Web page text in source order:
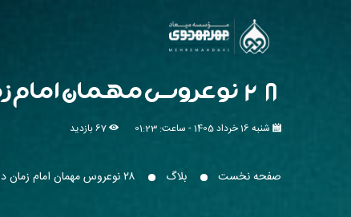
۲۸ نوعروس مهمان امام زمان در مزون عطیه
شنبه 16 خرداد 1405 - ساعت: 01:23
صفحه نخست بلاگ ۲۸ نوعروس مهمان امام زمان در مزون عطیه